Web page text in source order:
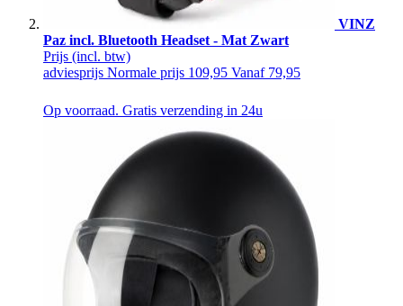
VINZ
Paz incl. Bluetooth Headset - Mat Zwart
Prijs (incl. btw)
adviesprijs Normale prijs 109,95 Vanaf 79,95
Op voorraad. Gratis verzending in 24u